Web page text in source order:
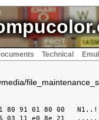
Technical